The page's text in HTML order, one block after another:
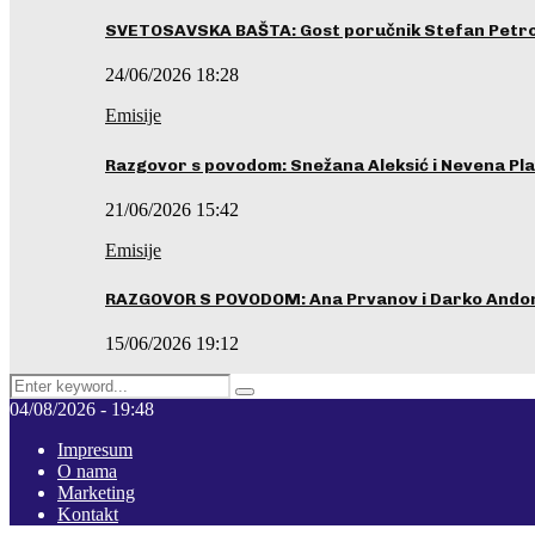
SVETOSAVSKA BAŠTA: Gost poručnik Stefan
24/06/2026 18:28
Emisije
Razgovor s povodom: Snežana Aleksić i Nevena
21/06/2026 15:42
Emisije
RAZGOVOR S POVODOM: Ana Prvanov i Darko
15/06/2026 19:12
Search
for:
Pretraga
04/08/2026 - 19:48
Impresum
O nama
Marketing
Kontakt